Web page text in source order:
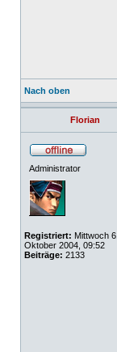
Nach oben
Florian
Administrator
Registriert: Mittwoch 6.
Oktober 2004, 09:52
Beiträge: 2133